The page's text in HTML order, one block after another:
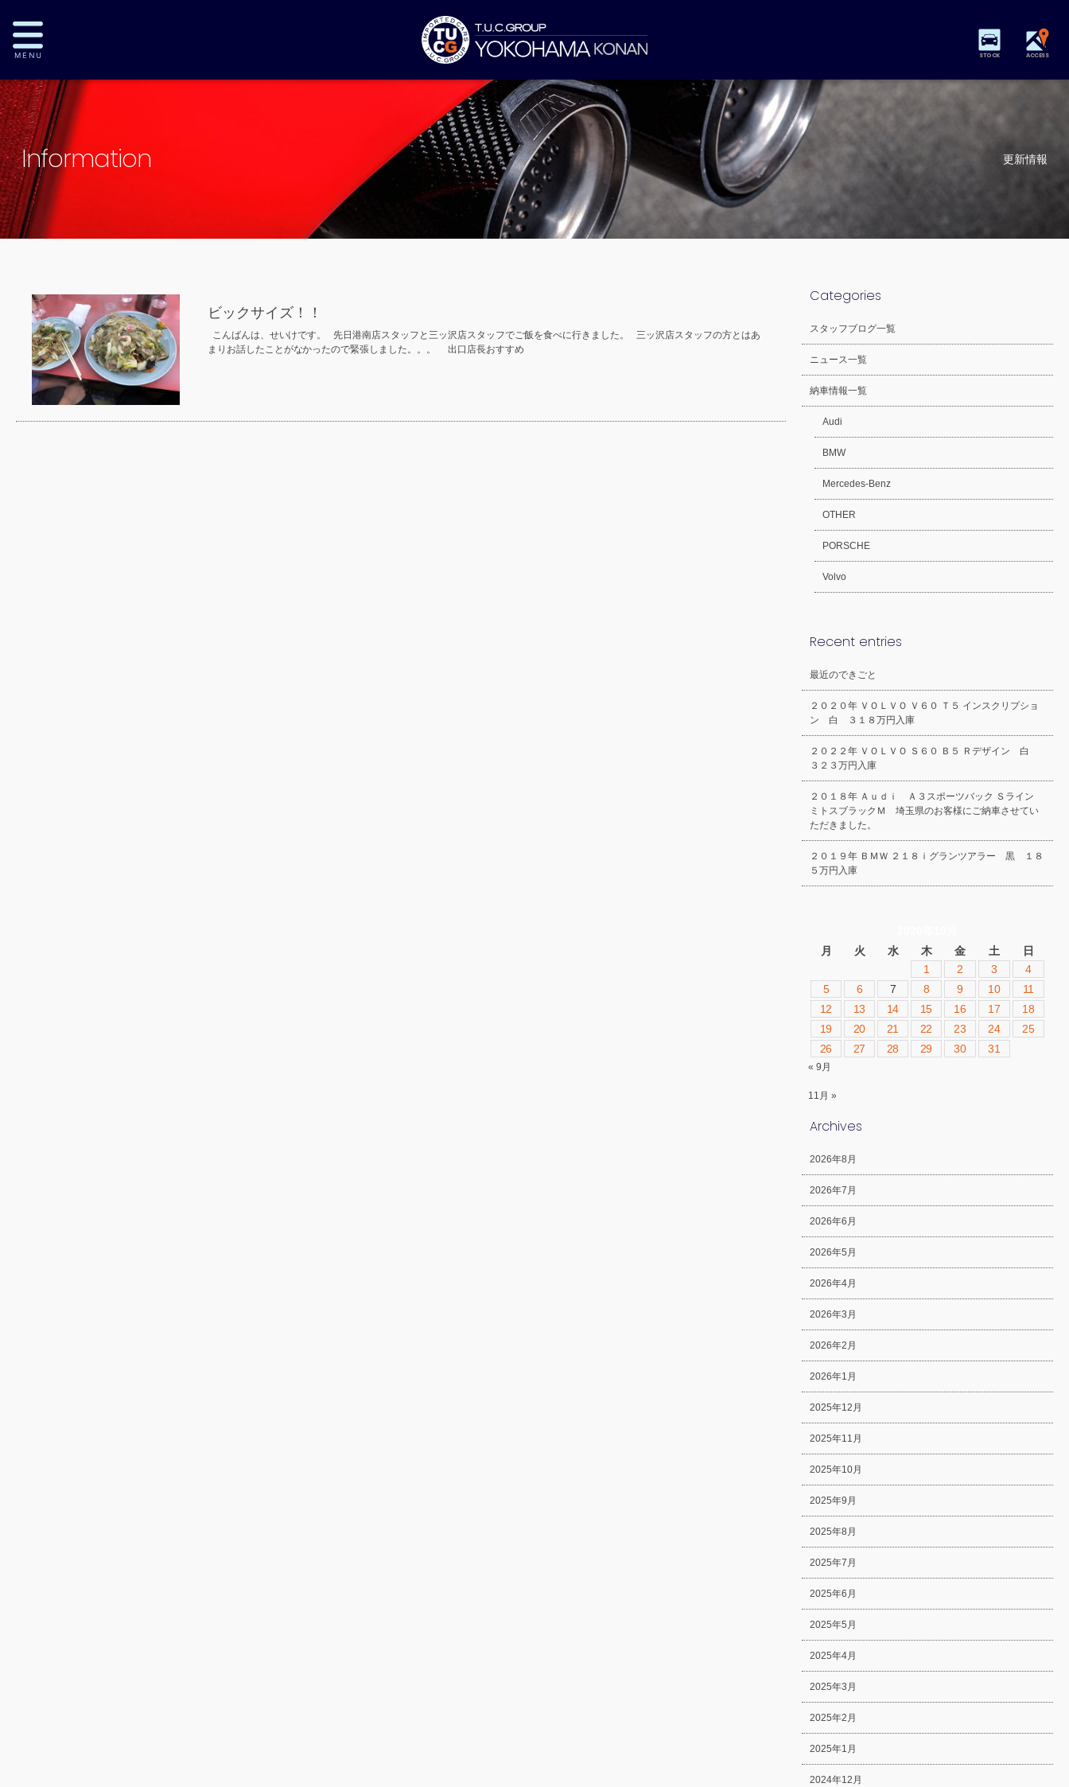
STOCK ACCESS
Information 更新情報
ビックサイズ！！
こんばんは、せいけです。 先日港南店スタッフと三ッ沢店スタッフでご飯を食べに行きました。 三ッ沢店スタッフの方とはあ
まりお話したことがなかったので緊張しました。。。 出口店長おすすめ
Categories
スタッフブログ一覧
ニュース一覧
納車情報一覧
Audi
BMW
Mercedes-Benz
OTHER
PORSCHE
Volvo
Recent entries
最近のできごと
２０２０年 ＶＯＬＶＯ Ｖ６０ Ｔ５ インスクリプショ
ン 白 ３１８万円入庫
２０２２年 ＶＯＬＶＯ Ｓ６０ Ｂ５ Ｒデザイン 白
３２３万円入庫
２０１８年 Ａｕｄｉ Ａ３スポーツバック Ｓライン
ミトスブラックＭ 埼玉県のお客様にご納車させてい
ただきました。
２０１９年 ＢＭＷ ２１８ｉグランツアラー 黒 １８
５万円入庫
月
火 水 木 金 土
日
1
2 3
4
5
6 7 8 9 10
11
12
13 14 15 16 17
18
19
20 21 22 23 24
25
26
27 28 29 30 31
« 9月
11月 »
Archives
2026年8月
2026年7月
2026年6月
2026年5月
2026年4月
2026年3月
2026年2月
2026年1月
2025年12月
2025年11月
2025年10月
2025年9月
2025年8月
2025年7月
2025年6月
2025年5月
2025年4月
2025年3月
2025年2月
2025年1月
2024年12月